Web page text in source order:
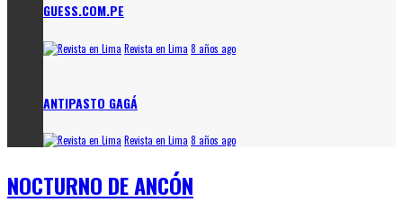
GUESS.COM.PE
Revista en Lima 8 años ago
ANTIPASTO GAGÁ
Revista en Lima 8 años ago
NOCTURNO DE ANCÓN